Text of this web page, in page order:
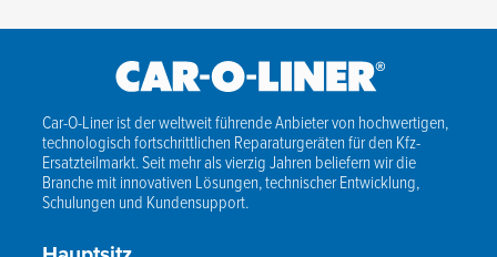
Car-O-Liner ist der weltweit führende Anbieter von hochwertigen,
technologisch fortschrittlichen Reparaturgeräten für den Kfz-
Ersatzteilmarkt. Seit mehr als vierzig Jahren beliefern wir die
Branche mit innovativen Lösungen, technischer Entwicklung,
Schulungen und Kundensupport.